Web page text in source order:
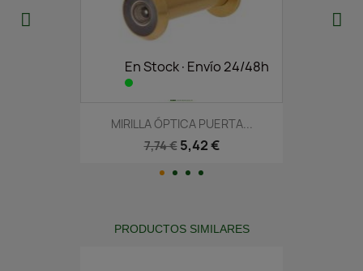
En Stock·Envío 24/48h
MIRILLA ÓPTICA PUERTA...
7,74 € 5,42 €
PRODUCTOS SIMILARES